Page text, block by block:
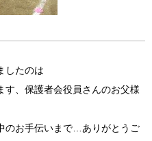
したのは
す、保護者会役員さんのお父様
のお手伝いまで…ありがとうご